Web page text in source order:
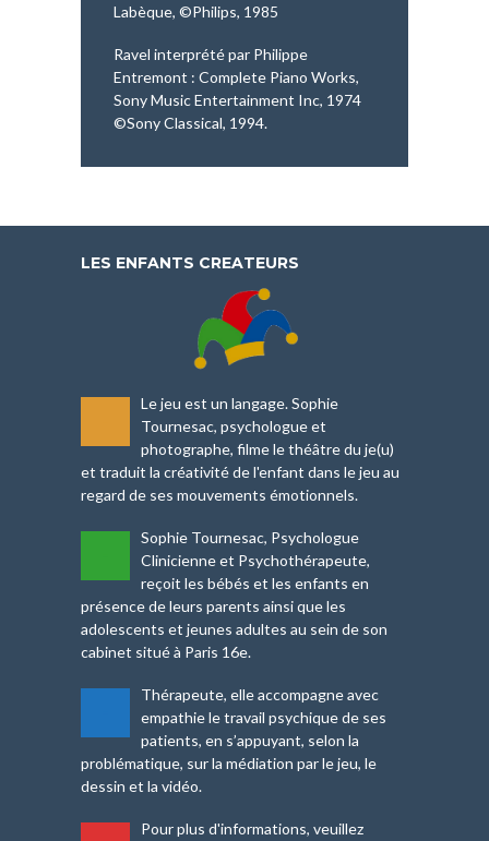
Labèque, ©Philips, 1985
Ravel interprété par Philippe
Entremont : Complete Piano Works,
Sony Music Entertainment Inc, 1974
©Sony Classical, 1994.
LES ENFANTS CREATEURS
Le jeu est un langage. Sophie
Tournesac, psychologue et
photographe, filme le théâtre du je(u)
et traduit la créativité de l'enfant dans le jeu au
regard de ses mouvements émotionnels.
Sophie Tournesac, Psychologue
Clinicienne et Psychothérapeute,
reçoit les bébés et les enfants en
présence de leurs parents ainsi que les
adolescents et jeunes adultes au sein de son
cabinet situé à Paris 16e.
Thérapeute, elle accompagne avec
empathie le travail psychique de ses
patients, en s’appuyant, selon la
problématique, sur la médiation par le jeu, le
dessin et la vidéo.
Pour plus d'informations, veuillez